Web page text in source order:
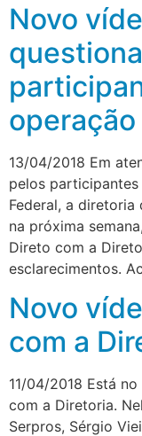
Novo
operação
13/04/2018 Em
pelos
Federal, a
na próxima
Direto com a
esclarecimentos.
Novo
com a
11/04/2018 Está
com a Diretoria.
Serpros, Sérgio